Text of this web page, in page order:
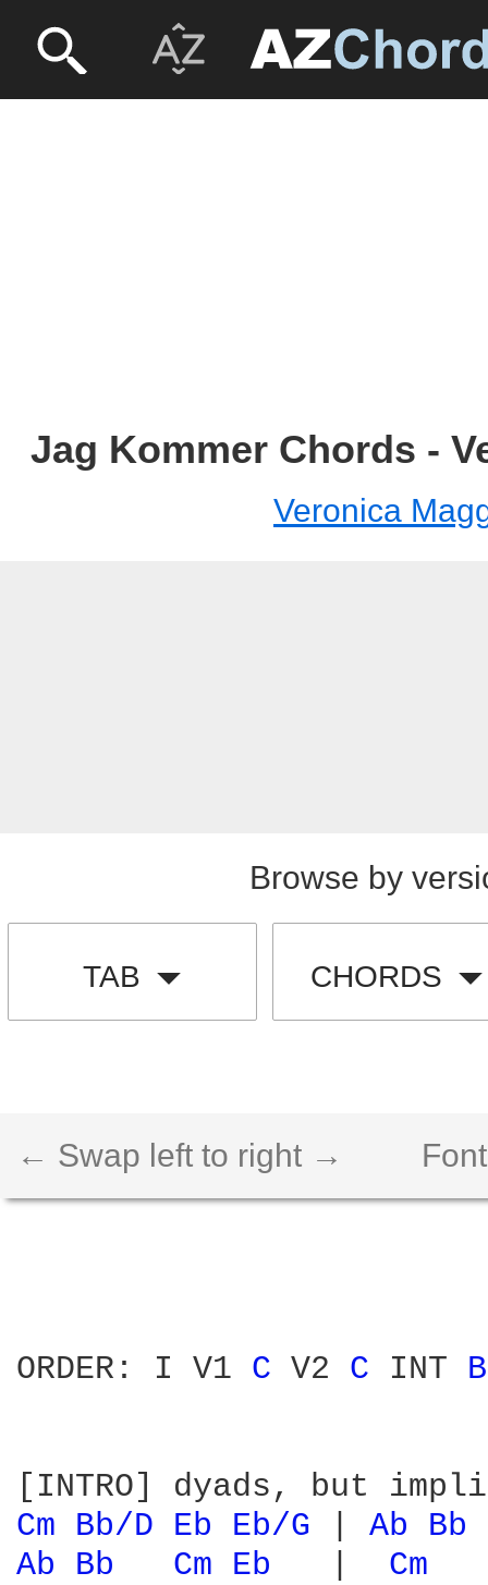
Jag Kommer Chords -
Veronica
Browse by
TAB CHORDS
← Swap left to right →
ORDER: I V1 C V2 C INT
Cm Bb/D Eb Eb/G Ab Bb
Ab Bb Cm Eb
Cm